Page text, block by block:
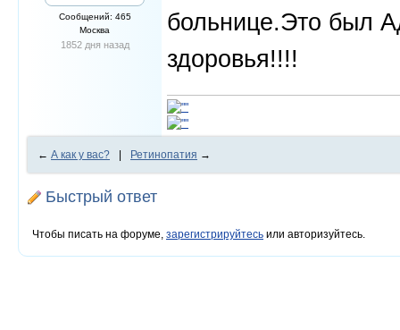
Сообщений: 465
Москва
1852 дня назад
больнице.Это был
здоровья!!!!
← А как у вас? Ретинопатия →
Быстрый ответ
Чтобы писать на форуме, зарегистрируйтесь или авторизуйтесь.